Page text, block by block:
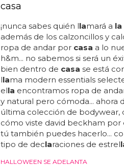
casa
¡nunca sabes quién llamará a la
además de los calzoncillos y
ropa de andar por casa a lo
h&m... no sabemos si será un
bien dentro de casa se está
llama modern essentials
ella encontramos ropa de
y natural pero cómoda... ahora
última colección de bodywear,
cómo viste david beckham por
tú también puedes hacerlo...
tipo de declaraciones de estrel
HALLOWEEN SE ADELANTA